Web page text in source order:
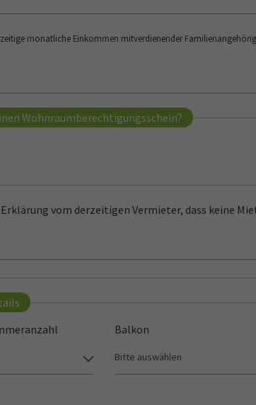
monatliche Einkommen mitverdienender
Wohnraumberechtigungsschein?
vom derzeitigen Vermieter, dass keine
Balkon